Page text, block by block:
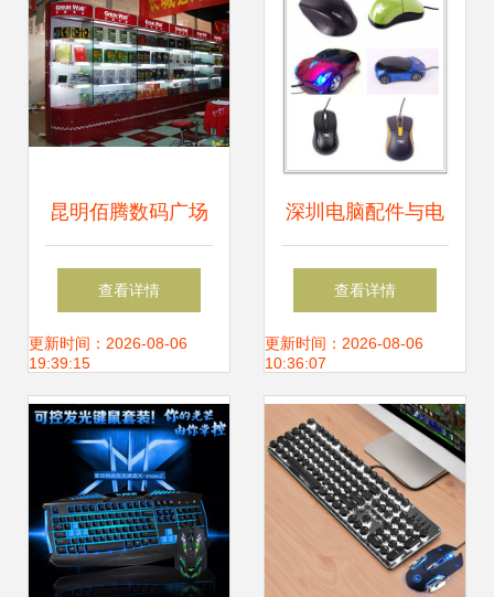
昆明佰腾数码广场
3楼长城外设与
it007门店探访实拍
查看详情
更新时间：2026-08-06
19:39:15
深圳电脑配件与电
脑外设产品 价格、
公司与选购指南
查看详情
更新时间：2026-08-06
10:36:07